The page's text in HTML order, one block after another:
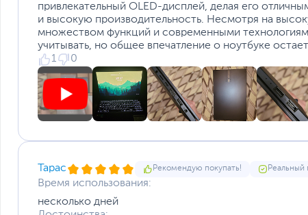
привлекательный OLED-дисплей, делая его
и высокую производительность. Несмотря на
множеством функций и современными
учитывать, но общее впечатление о ноутбуке
1
0
Тарас Рекомендую покупать! Реальный
Время использования:
несколько дней